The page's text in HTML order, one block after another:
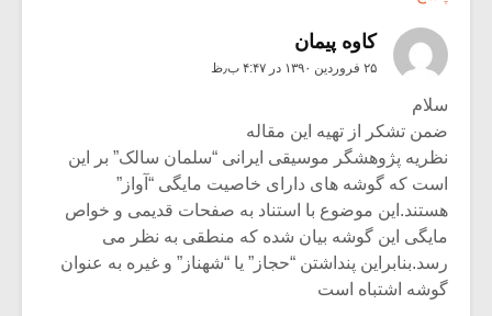
کاوه پیمان
۲۵ فروردین ۱۳۹۰ در ۴:۴۷ ب٫ظ
سلام
ضمن تشکر از تهیه این مقاله
نظریه پژوهشگر موسیقی ایرانی “سلمان سالک” بر این
است که گوشه های دارای خاصیت مایگی “آواز”
هستند.این موضوع با استناد به صفحات قدیمی و خواص
مایگی این گوشه بیان شده که منطقی به نظر می
رسد.بنابراین پنداشتن “حجاز” یا “شهناز” و غیره به عنوان
گوشه اشتباه است